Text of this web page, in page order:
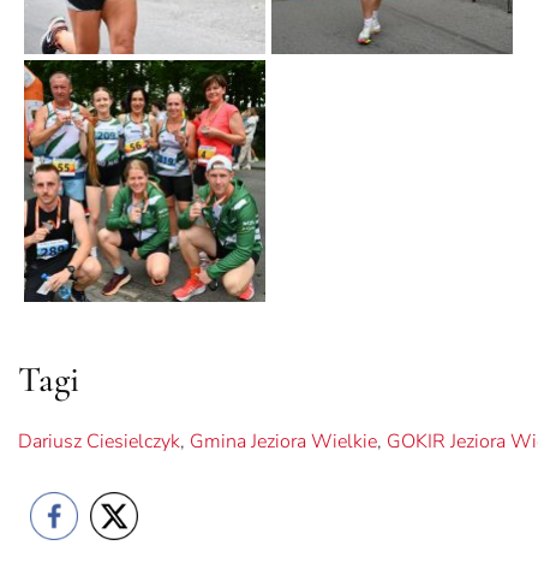
Tagi
Dariusz Ciesielczyk, Gmina Jeziora Wielkie, GOKIR Jeziora